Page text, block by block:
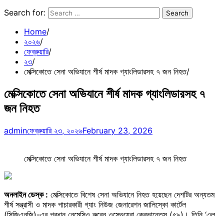
Search for:
Home
২০২৬
ফেব্রুয়ারি
২৩
মেক্সিকোতে সেনা অভিযানে শীর্ষ মাদক গ্যাংলিডারসহ ৭ জন নিহত
মেক্সিকোতে সেনা অভিযানে শীর্ষ মাদক গ্যাংলিডারসহ ৭
জন নিহত
adminফেব্রুয়ারি ২৩, ২০২৬February 23, 2026
মেক্সিকোতে সেনা অভিযানে শীর্ষ মাদক গ্যাংলিডারসহ ৭ জন নিহত
অনলাইন ডেস্ক : মেক্সিকোতে বিশেষ সেনা অভিযানে নিহত হয়েছেন দেশটির অন্যতম
শীর্ষ সন্ত্রাসী ও মাদক পাচারকারী গ্যাং নিউজ জেনারেশন জালিস্কো কার্টেল